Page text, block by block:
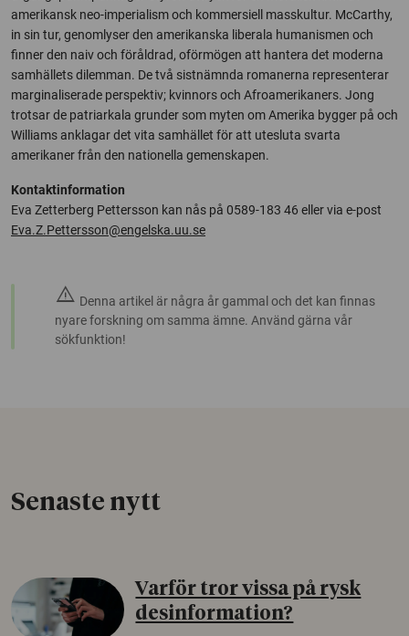
amerikansk neo-imperialism och kommersiell masskultur. McCarthy,
in sin tur, genomlyser den amerikanska liberala humanismen och
finner den naiv och föråldrad, oförmögen att hantera det moderna
samhällets dilemman. De två sistnämnda romanerna representerar
marginaliserade perspektiv; kvinnors och Afroamerikaners. Jong
trotsar de patriarkala grunder som myten om Amerika bygger på och
Williams anklagar det vita samhället för att utesluta svarta
amerikaner från den nationella gemenskapen.
Kontaktinformation
Eva Zetterberg Pettersson kan nås på 0589-183 46 eller via e-post
Eva.Z.Pettersson@engelska.uu.se
warning Denna artikel är några år gammal och det kan finnas
nyare forskning om samma ämne. Använd gärna vår
sökfunktion!
Senaste nytt
Varför tror vissa på rysk
desinformation?